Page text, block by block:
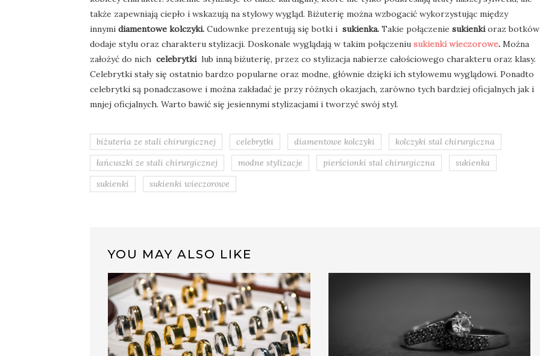
także zapewniają ciepło i wskazują na stylowy wygląd. Biżuterię można wzbogacić wykorzystując między
innymi diamentowe kolczyki. Cudownke prezentują się botki i sukienka. Takie połączenie sukienkioraz botków
dodaje stylu oraz charakteru stylizacji. Doskonale wyglądają w takim połączeniu sukienki wieczorowe. Można
założyć do nich celebrytki lub inną biżuterię, przez co stylizacja nabierze całościowego charakteru oraz klasy.
Celebrytki stały się ostatnio bardzo popularne oraz modne, głównie dzięki ich stylowemu wyglądowi. Ponadto
celebrytki są ponadczasowe i można zakładać je przy różnych okazjach, zarówno tych bardziej oficjalnych jak i
mnjej oficjalnych. Warto bawić się jesiennymi stylizacjami i tworzyć swój styl.
biżuteria ze stali chirurgicznej celebrytki diamentowe kolczyki
kolczyki stal chirurgiczna
łańcuszki ze stali chirurgicznej
modne stylizacje pierścionki stal chirurgiczna
sukienka
sukienki
sukienki wieczorowe
YOU MAY ALSO LIKE